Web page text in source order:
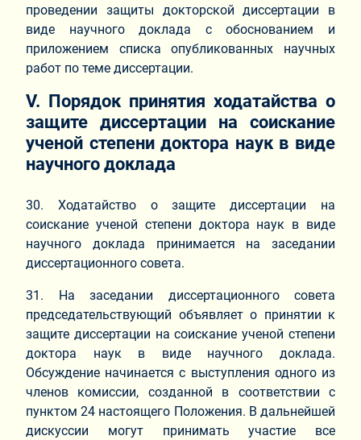
проведении защиты докторской диссертации в
виде научного доклада с обоснованием и
приложением списка опубликованных научных
работ по теме диссертации.
V. Порядок принятия ходатайства о
защите диссертации на соискание
ученой степени доктора наук в виде
научного доклада
30. Ходатайство о защите диссертации на
соискание ученой степени доктора наук в виде
научного доклада принимается на заседании
диссертационного совета.
31. На заседании диссертационного совета
председательствующий объявляет о принятии к
защите диссертации на соискание ученой степени
доктора наук в виде научного доклада.
Обсуждение начинается с выступления одного из
членов комиссии, созданной в соответствии с
пунктом 24 настоящего Положения. В дальнейшей
дискуссии могут принимать участие все